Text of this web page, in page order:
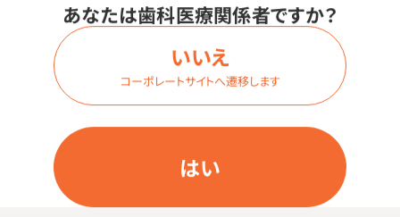
あなたは歯科医療関係者ですか？
はい
いいえ
コーポレートサイトへ遷移します
色：
ダークウッド
サイズ：
Sサイズ
価格はログイン後表示